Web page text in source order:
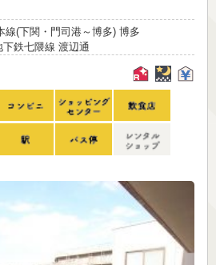
線(下関・門司港～博多) 博多
下鉄七隈線 渡辺通